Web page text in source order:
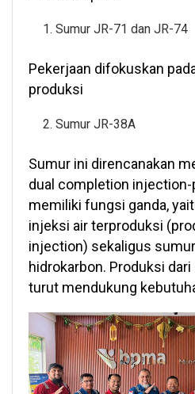
Sumur JR-71 dan JR-74
Pekerjaan difokuskan
produksi
Sumur JR-38A
Sumur ini direncanakan
dual completion
memiliki fungsi ganda,
injeksi air terproduksi
injection) sekaligus
hidrokarbon. Produksi
turut mendukung